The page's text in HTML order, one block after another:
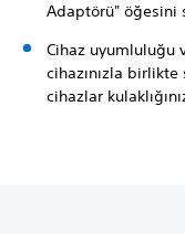
Adaptörü" öğesini
Cihaz uyumluluğu
cihazınızla
cihazlar